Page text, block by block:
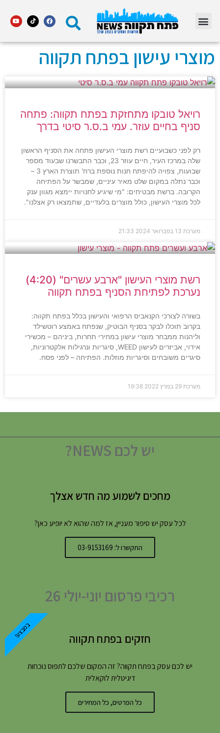
מוצרי עישון בפתח תקווה
רויאל טובקו מתחזקת בפתח תקווה: פתחה
סניף בחיים עוזר. עמי ב.ס.ר סיטי בדרך
רק לפני כשבועיים רשת מוצרי העישון פתחה את הסניף הראשון
שלה במרכז העיר, חיים עוזר 23, וכבר התבשרנו שבעוד מספר
שבועות, צפויה להיפתח חנות נוספת ברח' תוצרת הארץ 3 –
וכבר נתלה במקום שלט מאיר עיניים, שמבשר על הפתיחה
הקרובה. ברשת מבטיחים: "מי שיגיע לחנויות יימצא מגוון ענק
לכל מוצרי העישון, כולל מוצרים בלעדיים, שתמצאו רק אצלנו".
מערכת 13 בפברואר 2024 21:33
רשת מוצרי העישון "ארבע עשרים" (4:20)
נערכת לפתיחת הסניף בפתח תקווה
בשורה לצורכי הקנאביס הרפואי והעישון בכלל בפתח תקווה:
בקרוב תוכלו לבקר בסניף הבוטיק, שנפתח באמצע רוטשילד
וליהנות ממבחר מוצרי עישון במחירי תחרות, ביניהם – מכשירי
אידוי, אביזרים לעישון WEED, סיגריות ונרגילות אלקטרוניות,
סיגרים משובחים וסיגריות מוזלות. הפתיחה – לפני פסח.
מערכת 29 במרץ 2022 19:38
יש לכם NEWS?
מחכים לשמוע מה חדש אצלך
לכל עסק יש סיפור מעניין, אז למה שהוא לא יופיע כאן?
התקשרו ל: 03-9153169
רכיבי פרסום יוני-יולי 26
חזקים בפתח תקווה
יש לכם עסק בפתח תקווה? זה המקום שלכם לתפוס נוכחות
דיגיטלית לוקאלית
כל הפרטים, כל המחירים
במבצע!